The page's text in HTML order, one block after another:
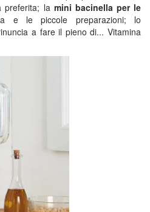
preferita; la mini bacinella per le
e le piccole preparazioni; lo
a fare il pieno di... Vitamina